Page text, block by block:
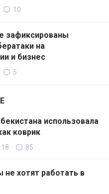
10
зафиксированы
на
и бизнес
5
использовала
коврик
85
не хотят работать в